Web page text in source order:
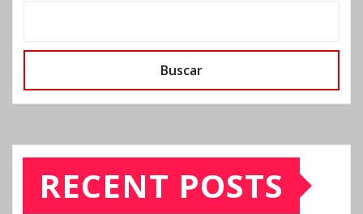
Buscar
RECENT POSTS